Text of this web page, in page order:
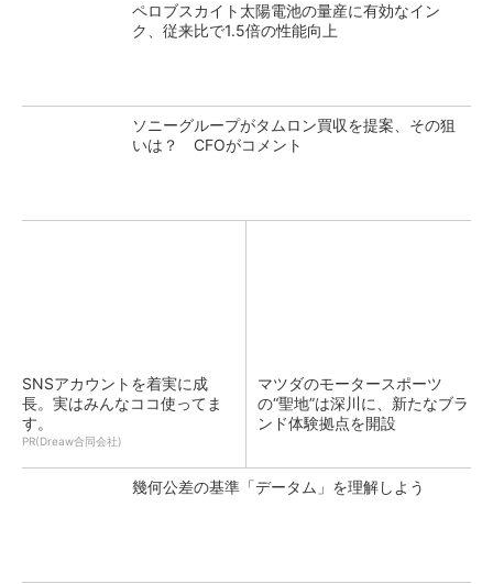
ペロブスカイト太陽電池の量産に有効なイン
ク、従来比で1.5倍の性能向上
ソニーグループがタムロン買収を提案、その狙
いは？ CFOがコメント
SNSアカウントを着実に成
長。実はみんなココ使ってま
す。
PR(Dreaw合同会社)
マツダのモータースポーツ
の“聖地”は深川に、新たなブラ
ンド体験拠点を開設
幾何公差の基準「データム」を理解しよう